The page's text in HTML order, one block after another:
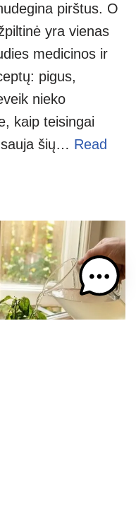
pirštus. O
yra vienas
medicinos ir
pigus,
nieko
kaip teisingai
šių… Read